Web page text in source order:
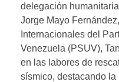
delegación
Jorge Mayo
Internacionales del
Venezuela (PSUV),
en las labores de
sísmico, destacando